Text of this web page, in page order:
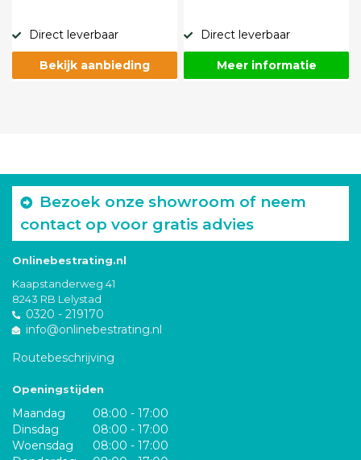
Direct leverbaar
Bekijk aanbieding
Direct leverbaar
Meer informatie
Bezoek onze showroom of neem
contact op voor gratis advies
Onlinebestrating.nl
Kaapstanderweg 41
8243 RB Lelystad
0320 - 219170
info@onlinebestrating.nl
Routebeschrijving
Openingstijden
Maandag
08:00 - 17:00
Dinsdag
08:00 - 17:00
Woensdag
08:00 - 17:00